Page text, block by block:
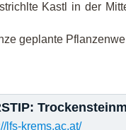
Kastl in der
geplante
lfs-krems.ac.at/